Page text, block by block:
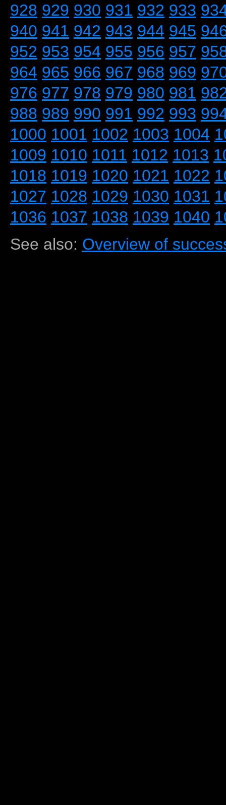
928 929 930 931 932 933
940 941 942 943 944 945
952 953 954 955 956 957
964 965 966 967 968 969
976 977 978 979 980 981
988 989 990 991 992 993
1000 1001 1002 1003 1004
1009 1010 1011 1012 1013
1018 1019 1020 1021 1022
1027 1028 1029 1030 1031
1036 1037 1038 1039 1040
See also: Overview of